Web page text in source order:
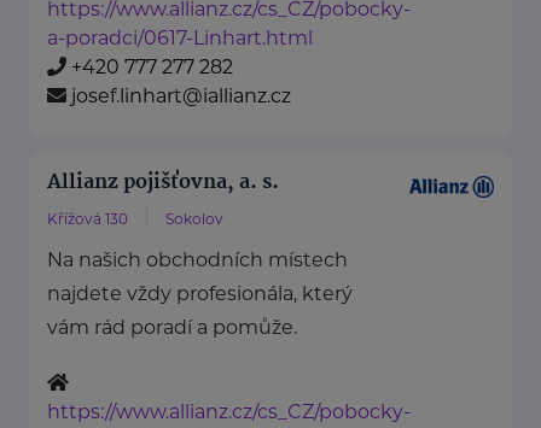
https://www.allianz.cz/cs_CZ/pobocky-
a-poradci/0617-Linhart.html
+420 777 277 282
josef.linhart@iallianz.cz
Allianz pojišťovna, a. s.
Křížová 130 Sokolov
Na našich obchodních místech
najdete vždy profesionála, který
vám rád poradí a pomůže.
https://www.allianz.cz/cs_CZ/pobocky-